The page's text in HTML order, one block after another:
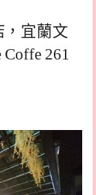
，宜蘭文
261